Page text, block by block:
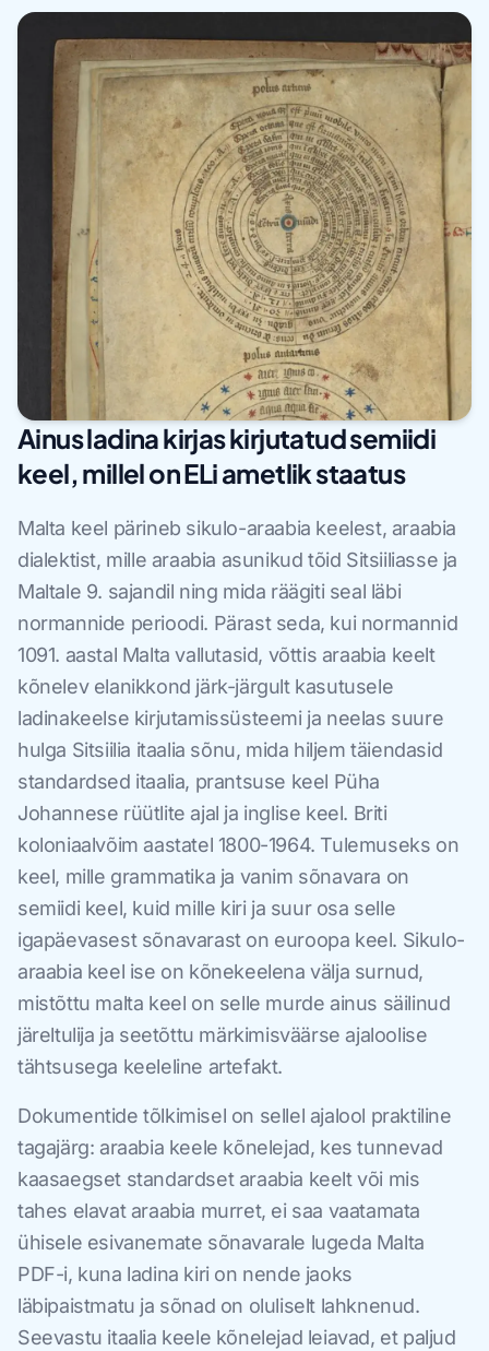
Ainus ladina kirjas kirjutatud semiidi
keel, millel on ELi ametlik staatus
Malta keel pärineb sikulo-araabia keelest, araabia
dialektist, mille araabia asunikud tõid Sitsiiliasse ja
Maltale 9. sajandil ning mida räägiti seal läbi
normannide perioodi. Pärast seda, kui normannid
1091. aastal Malta vallutasid, võttis araabia keelt
kõnelev elanikkond järk-järgult kasutusele
ladinakeelse kirjutamissüsteemi ja neelas suure
hulga Sitsiilia itaalia sõnu, mida hiljem täiendasid
standardsed itaalia, prantsuse keel Püha
Johannese rüütlite ajal ja inglise keel. Briti
koloniaalvõim aastatel 1800-1964. Tulemuseks on
keel, mille grammatika ja vanim sõnavara on
semiidi keel, kuid mille kiri ja suur osa selle
igapäevasest sõnavarast on euroopa keel. Sikulo-
araabia keel ise on kõnekeelena välja surnud,
mistõttu malta keel on selle murde ainus säilinud
järeltulija ja seetõttu märkimisväärse ajaloolise
tähtsusega keeleline artefakt.
Dokumentide tõlkimisel on sellel ajalool praktiline
tagajärg: araabia keele kõnelejad, kes tunnevad
kaasaegset standardset araabia keelt või mis
tahes elavat araabia murret, ei saa vaatamata
ühisele esivanemate sõnavarale lugeda Malta
PDF-i, kuna ladina kiri on nende jaoks
läbipaistmatu ja sõnad on oluliselt lahknenud.
Seevastu itaalia keele kõnelejad leiavad, et paljud